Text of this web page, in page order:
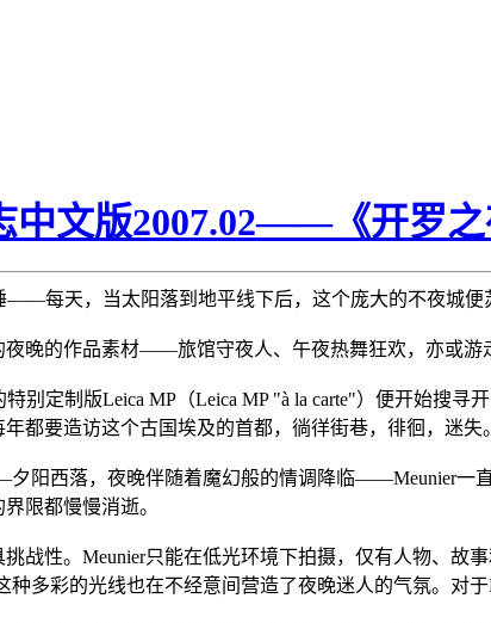
中文版2007.02——《开罗之
——每天，当太阳落到地平线下后，这个庞大的不夜城便
晚的作品素材——旅馆守夜人、午夜热舞狂欢，亦或游
特别定制版Leica MP（Leica MP "à la carte"）便开始搜
都要造访这个古国埃及的首都，徜徉街巷，徘徊，迷失。
阳西落，夜晚伴随着魔幻般的情调降临——Meunier一
限都慢慢消逝。
战性。Meunier只能在低光环境下拍摄，仅有人物、故
多彩的光线也在不经意间营造了夜晚迷人的气氛。对于